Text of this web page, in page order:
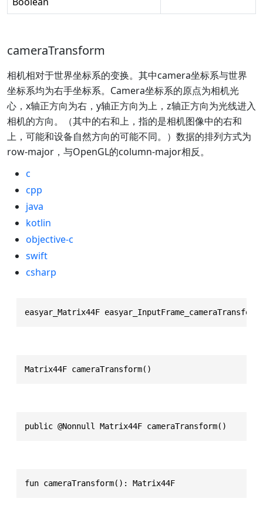
cameraTransform
相机相对于世界坐标系的变换。其中camera坐标系与世界
坐标系均为右手坐标系。Camera坐标系的原点为相机光
心，x轴正方向为右，y轴正方向为上，z轴正方向为光线进入
相机的方向。（其中的右和上，指的是相机图像中的右和
上，可能和设备自然方向的可能不同。）数据的排列方式为
row-major，与OpenGL的column-major相反。
c
cpp
java
kotlin
objective-c
swift
csharp
easyar_Matrix44F
Matrix44F cameraTransform()
public @Nonnull Matrix44F cameraTransform()
fun cameraTransform(): Matrix44F